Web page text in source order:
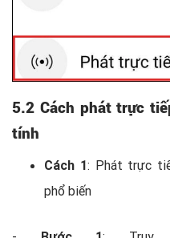
5.2 Cách phát trực
tính
Cách 1: Phát trực
phổ biến